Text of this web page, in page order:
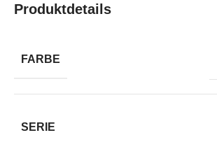
Produktdetails
FARBE
SERIE